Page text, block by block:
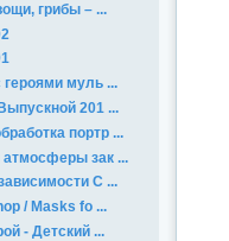
грибы – ...
героями муль ...
201 ...
портр ...
зак ...
С ...
/ Masks fo ...
- Детский ...